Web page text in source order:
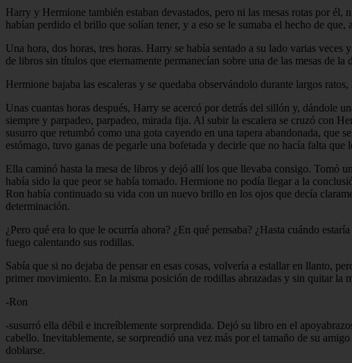
Harry y Hermione también estaban devastados, pero ni las mesas rotas por
habían perdido el brillo que solían tener, y a eso se le sumaba el hecho de que,
Una hora, dos horas, tres horas. Harry se había sentado a su lado varias
de libros sin títulos que eternamente permanecían sobre una de las mesas de la
Hermione bajaba las escaleras y se quedaba observándolo durante largos
Unas cuantas horas después, Harry se acercó por detrás del sillón y, dándole
siempre y parpadeo, parpadeo, mirada fija. Al subir la escalera se cruzó con
susurro que retumbó como una gota cayendo en una tapera abandonada, que
estómago, tuvo ganas de pegarle una bofetada y decirle que no hacía falta
Ella caminó hasta la mesa de libros y dejó allí los que llevaba consigo. Tomó
había sido la que peor se había tomado. Hermione no podía llegar a la
Ron había continuado su vida con un nuevo brillo en los ojos que decía
determinación.
¿Pero qué era lo que le ocurría ahora? ¿En qué pensaba? ¿Hasta cuándo
fuego calentando sus rodillas.
Sabía que si no dejaba de pensar en esas cosas, volvería a estallar en llanto,
primer movimiento. En la misma posición de rodillas abrazadas y sin quitar la
-Ron
-susurró ella débil e increíblemente sorprendida. Dejó su libro en el
cabello. Inevitablemente, se sorprendió una vez más por el tamaño de su
doblarse.